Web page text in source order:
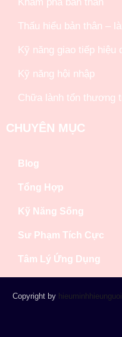
Thấu hiểu bản thân –
Kỹ năng giao tiếp hiệu
Kỹ năng hội nhập
Chữa lành tổn thương
CHUYÊN MỤC
Blog
Tổng Hợp
Kỹ Năng Sống
Sư Phạm Tích Cực
Tâm Lý Ứng Dụng
Copyright by